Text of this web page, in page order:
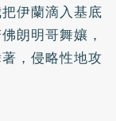
伊蘭滴入基底
朗明哥舞孃，
，侵略性地攻